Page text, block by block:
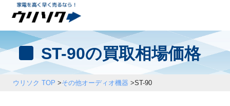
ST-90の買取相場価格
ウリソク TOP >その他オーディオ機器 >ST-90